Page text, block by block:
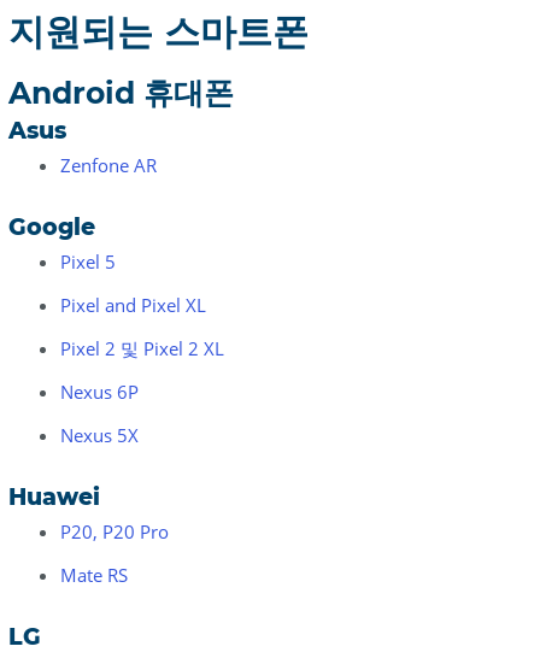
크
참
조
지원되는 스마트폰
Android 휴대폰
Asus
Zenfone AR
Google
Pixel 5
Pixel and Pixel XL
Pixel 2 및 Pixel 2 XL
Nexus 6P
Nexus 5X
Huawei
P20, P20 Pro
Mate RS
LG